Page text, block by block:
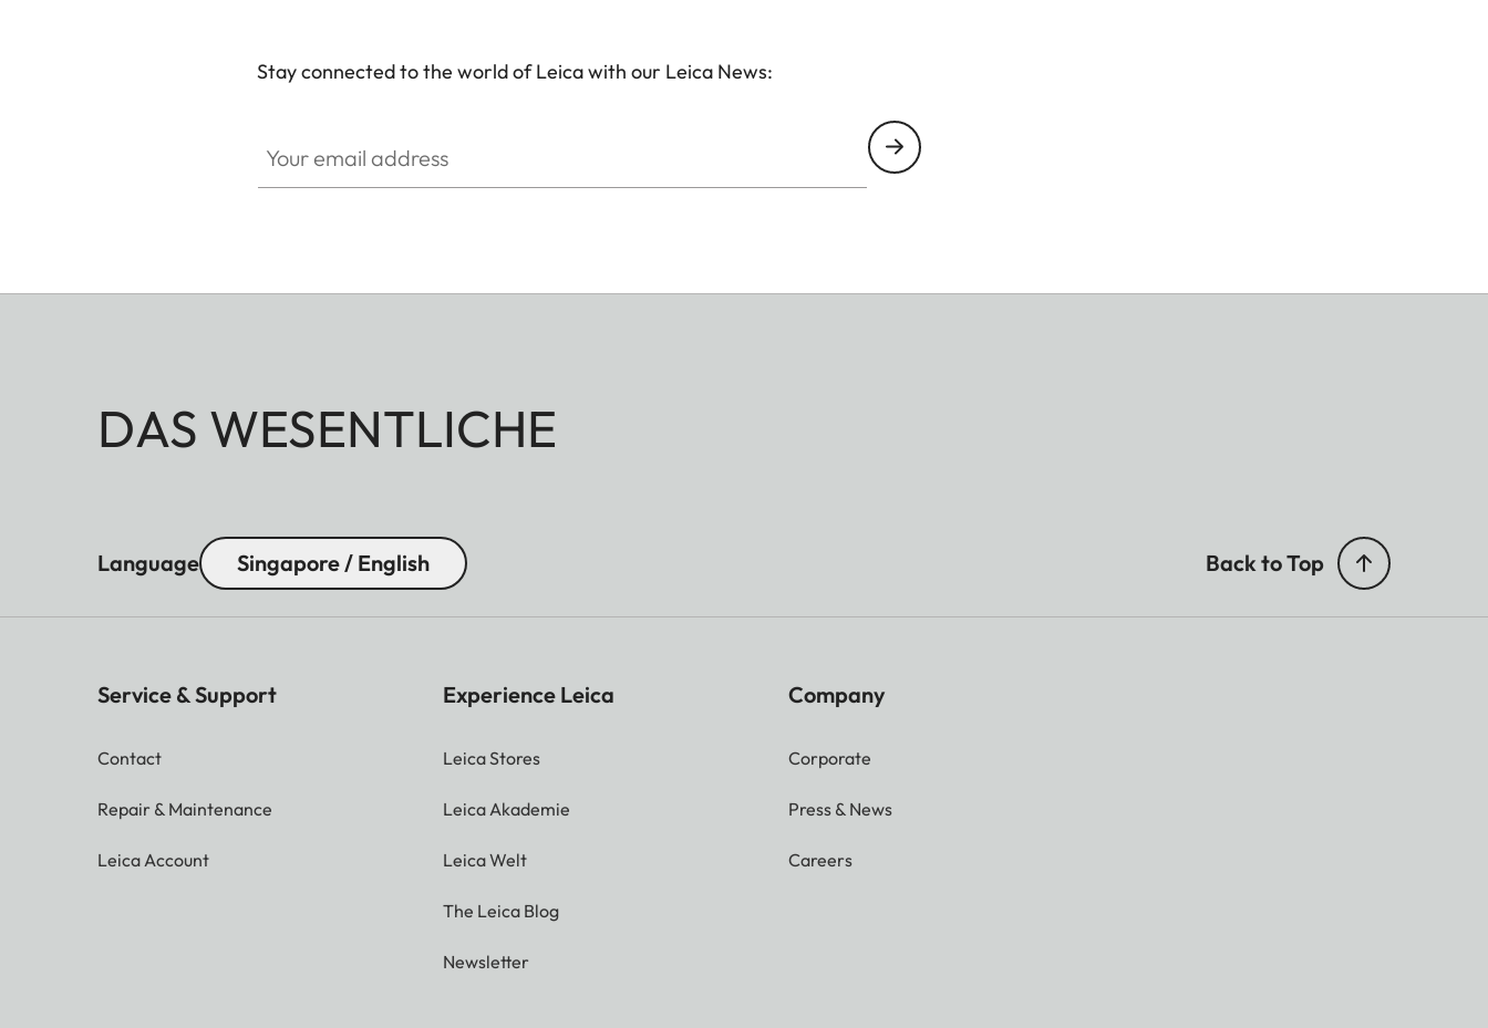
Stay connected to the world of Leica with our Leica News:
DAS WESENTLICHE
Language Singapore / English Back to Top
Service & Support
Contact
Repair & Maintenance
Leica Account
Experience Leica
Leica Stores
Leica Akademie
Leica Welt
The Leica Blog
Newsletter
Company
Corporate
Press & News
Careers